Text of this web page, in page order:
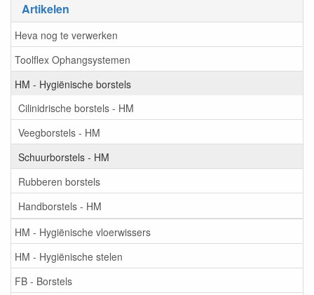
Artikelen
Heva nog te verwerken
Toolflex Ophangsystemen
HM - Hygiënische borstels
Cilinidrische borstels - HM
Veegborstels - HM
Schuurborstels - HM
Rubberen borstels
Handborstels - HM
HM - Hygiënische vloerwissers
HM - Hygiënische stelen
FB - Borstels